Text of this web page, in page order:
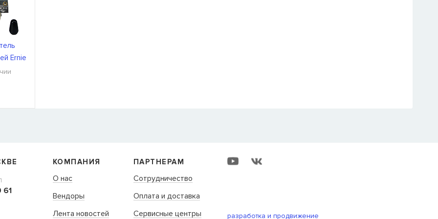
Ernie
61
КОМПАНИЯ
О нас
Вендоры
Лента новостей
ПАРТНЕРАМ
Сотрудничество
Оплата и доставка
Сервисные центры
разработка и продвижение